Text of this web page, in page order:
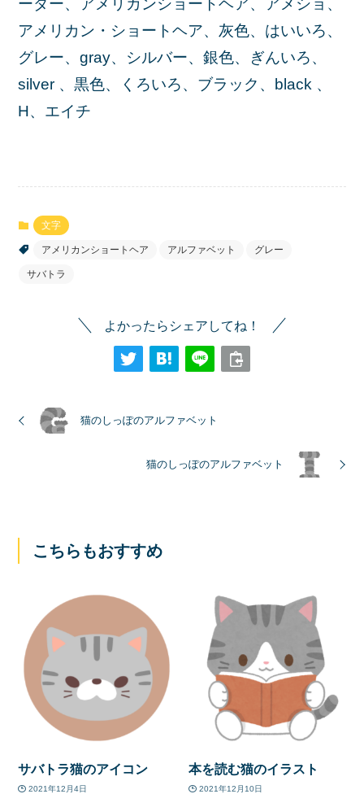
ーダー、アメリカンショートヘア、アメショ、
アメリカン・ショートヘア、灰色、はいいろ、
グレー、gray、シルバー、銀色、ぎんいろ、
silver 、黒色、くろいろ、ブラック、black 、
H、エイチ
文字
アメリカンショートヘア アルファベット グレー
サバトラ
よかったらシェアしてね！
猫のしっぽのアルファベット
猫のしっぽのアルファベット
こちらもおすすめ
サバトラ猫のアイコン
2021年12月4日
本を読む猫のイラスト
2021年12月10日